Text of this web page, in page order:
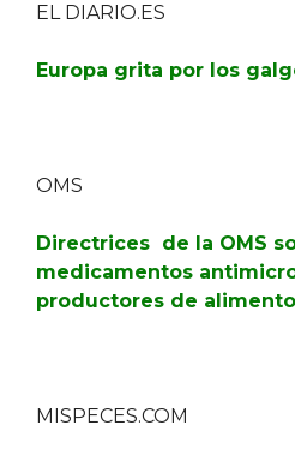
EL DIARIO.ES
Europa grita por los
OMS
Directrices de la OMS
medicamentos
productores de
MISPECES.COM